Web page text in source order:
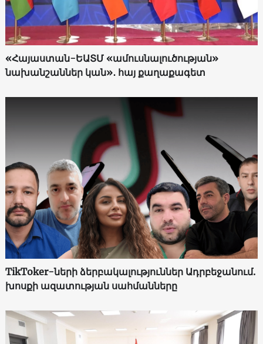
«Հայաստան-ԵԱՏՄ «ամուսնալուծության»
նախանշաններ կան»․ հայ քաղաքագետ
TikToker-ների ձերբակալություններ Ադրբեջանում.
խոսքի ազատության սահմանները